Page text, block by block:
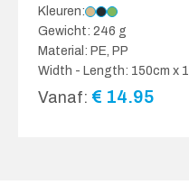
Kleuren:
Gewicht: 246 g
Material: PE, PP
Width - Length: 150cm x
Vanaf: € 14.95